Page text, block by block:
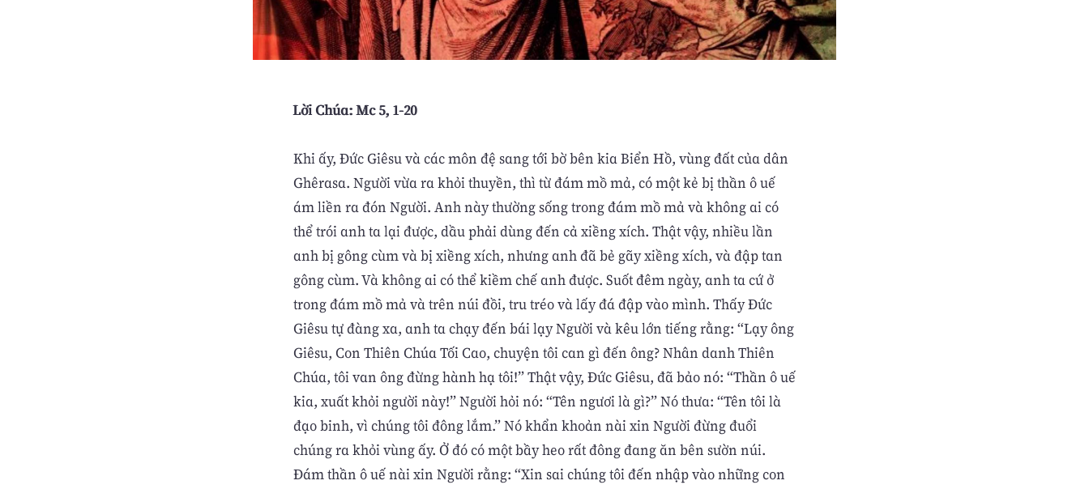
Lời Chúa: Mc 5, 1-20
Khi ấy, Ðức Giêsu và các môn đệ sang tới bờ bên kia Biển Hồ, vùng đất của dân
Ghêrasa. Người vừa ra khỏi thuyền, thì từ đám mồ mả, có một kẻ bị thần ô uế
ám liền ra đón Người. Anh này thường sống trong đám mồ mả và không ai có
thể trói anh ta lại được, dầu phải dùng đến cả xiềng xích. Thật vậy, nhiều lần
anh bị gông cùm và bị xiềng xích, nhưng anh đã bẻ gãy xiềng xích, và đập tan
gông cùm. Và không ai có thể kiềm chế anh được. Suốt đêm ngày, anh ta cứ ở
trong đám mồ mả và trên núi đồi, tru tréo và lấy đá đập vào mình. Thấy Ðức
Giêsu tự đàng xa, anh ta chạy đến bái lạy Người và kêu lớn tiếng rằng: “Lạy ông
Giêsu, Con Thiên Chúa Tối Cao, chuyện tôi can gì đến ông? Nhân danh Thiên
Chúa, tôi van ông đừng hành hạ tôi!” Thật vậy, Ðức Giêsu, đã bảo nó: “Thần ô uế
kia, xuất khỏi người này!” Người hỏi nó: “Tên ngươi là gì?” Nó thưa: “Tên tôi là
đạo binh, vì chúng tôi đông lắm.” Nó khẩn khoản nài xin Người đừng đuổi
chúng ra khỏi vùng ấy. Ở đó có một bầy heo rất đông đang ăn bên sườn núi.
Ðám thần ô uế nài xin Người rằng: “Xin sai chúng tôi đến nhập vào những con